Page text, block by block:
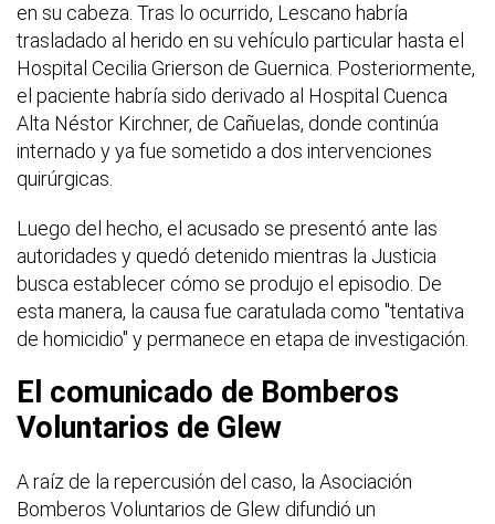
en su cabeza. Tras lo ocurrido, Lescano habría
trasladado al herido en su vehículo particular hasta el
Hospital Cecilia Grierson de Guernica. Posteriormente,
el paciente habría sido derivado al Hospital Cuenca
Alta Néstor Kirchner, de Cañuelas, donde continúa
internado y ya fue sometido a dos intervenciones
quirúrgicas.
Luego del hecho, el acusado se presentó ante las
autoridades y quedó detenido mientras la Justicia
busca establecer cómo se produjo el episodio. De
esta manera, la causa fue caratulada como "tentativa
de homicidio" y permanece en etapa de investigación.
El comunicado de Bomberos
Voluntarios de Glew
A raíz de la repercusión del caso, la Asociación
Bomberos Voluntarios de Glew difundió un